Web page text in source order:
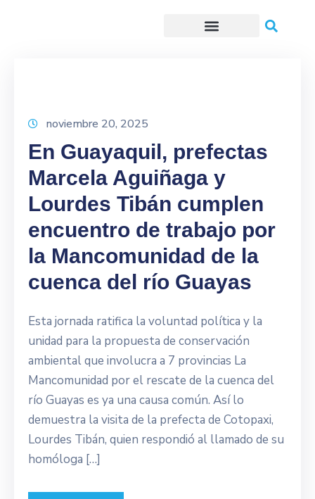
noviembre 20, 2025
En Guayaquil, prefectas
Marcela Aguiñaga y
Lourdes Tibán cumplen
encuentro de trabajo por
la Mancomunidad de la
cuenca del río Guayas
Esta jornada ratifica la voluntad política y la
unidad para la propuesta de conservación
ambiental que involucra a 7 provincias La
Mancomunidad por el rescate de la cuenca del
río Guayas es ya una causa común. Así lo
demuestra la visita de la prefecta de Cotopaxi,
Lourdes Tibán, quien respondió al llamado de su
homóloga […]